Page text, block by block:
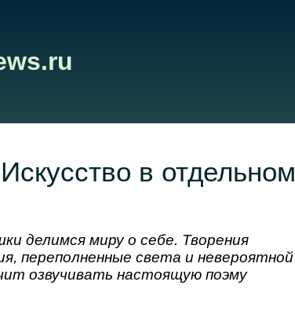
в отдельном
делимся миру о себе. Творения
переполненные света и невероятной
озвучивать настоящую поэму